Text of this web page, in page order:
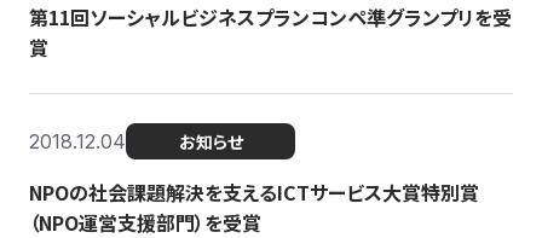
第11回ソーシャルビジネスプランコンペ準グランプリを受
賞
2018.12.04 お知らせ
NPOの社会課題解決を支えるICTサービス大賞特別賞
（NPO運営支援部門）を受賞